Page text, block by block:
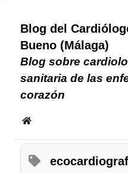
Blog del
Bueno (Málaga)
Blog sobre
sanitaria de las
corazón
Home